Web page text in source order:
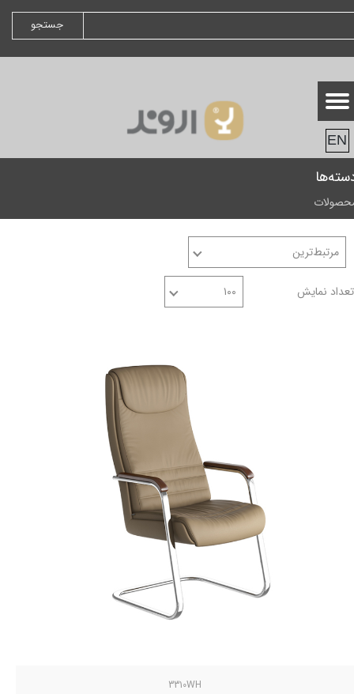
جستجو
EN
مرتبط‌ترین
تعداد نمایش ۱۰۰
3310WH